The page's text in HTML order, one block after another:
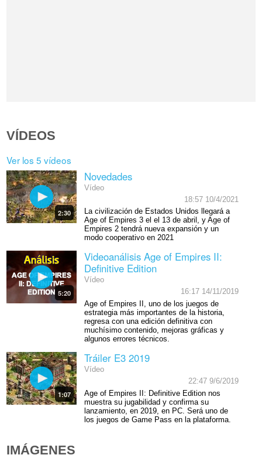
VÍDEOS
Ver los 5 vídeos
2:30
Novedades
Vídeo
18:57 10/4/2021
La civilización de Estados Unidos llegará a
Age of Empires 3 el el 13 de abril, y Age of
Empires 2 tendrá nueva expansión y un
modo cooperativo en 2021
5:20
Videoanálisis Age of Empires II:
Definitive Edition
Vídeo
16:17 14/11/2019
Age of Empires II, uno de los juegos de
estrategia más importantes de la historia,
regresa con una edición definitiva con
muchísimo contenido, mejoras gráficas y
algunos errores técnicos.
1:07
Tráiler E3 2019
Vídeo
22:47 9/6/2019
Age of Empires II: Definitive Edition nos
muestra su jugabilidad y confirma su
lanzamiento, en 2019, en PC. Será uno de
los juegos de Game Pass en la plataforma.
IMÁGENES